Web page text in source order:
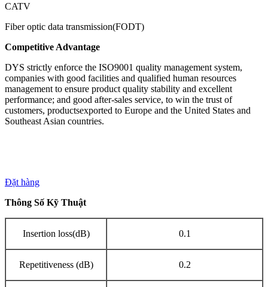
CATV
Fiber optic data transmission(FODT)
Competitive Advantage
DYS strictly enforce the ISO9001 quality management system,
companies with good facilities and qualified human resources
management to ensure product quality stability and excellent
performance; and good after-sales service, to win the trust of
customers, productsexported to Europe and the United States and
Southeast Asian countries.
Đặt hàng
Thông Số Kỹ Thuật
Insertion loss(dB) 0.1
Repetitiveness (dB) 0.2